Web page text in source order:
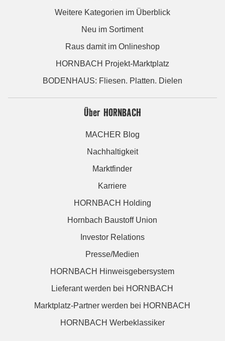
Weitere Kategorien im Überblick
Neu im Sortiment
Raus damit im Onlineshop
HORNBACH Projekt-Marktplatz
BODENHAUS: Fliesen. Platten. Dielen
Über HORNBACH
MACHER Blog
Nachhaltigkeit
Marktfinder
Karriere
HORNBACH Holding
Hornbach Baustoff Union
Investor Relations
Presse/Medien
HORNBACH Hinweisgebersystem
Lieferant werden bei HORNBACH
Marktplatz-Partner werden bei HORNBACH
HORNBACH Werbeklassiker